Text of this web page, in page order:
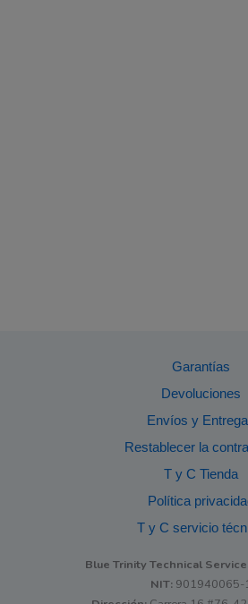
Garantías
Devoluciones
Envíos y
Restablecer la
T y C Tienda
Política
T y C servicio
Blue Trinity Technical
NIT:901940065-